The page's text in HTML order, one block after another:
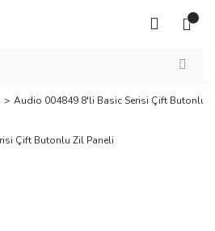
Audio 004849 8'li Basic Serisi Çift Butonlu